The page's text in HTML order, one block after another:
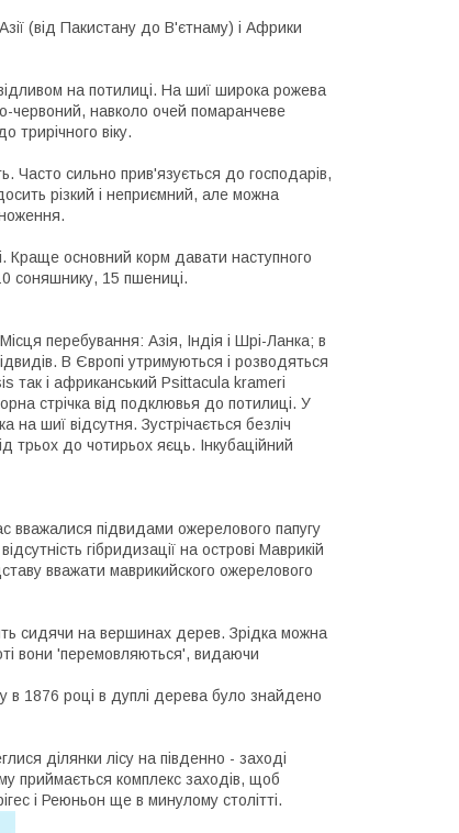
(від Пакистану до В'єтнаму) і Африки
на потилиці. На шиї широка рожева
червоний, навколо очей помаранчеве
трирічного віку.
Часто сильно прив'язується до господарів,
різкий і неприємний, але можна
Краще основний корм давати наступного
соняшнику, 15 пшениці.
перебування: Азія, Індія і Шрі-Ланка; в
В Європі утримуються і розводяться
так і африканський Psittacula krameri
стрічка від подклювья до потилиці. У
шиї відсутня. Зустрічається безліч
трьох до чотирьох яєць. Інкубаційний
вважалися підвидами ожерелового папугу
гібридизації на острові Маврикій
вважати маврикийского ожерелового
сидячи на вершинах дерев. Зрідка можна
вони 'перемовляються', видаючи
в 1876 році в дуплі дерева було знайдено
ділянки лісу на південно - заході
приймається комплекс заходів, щоб
і Реюньон ще в минулому столітті.